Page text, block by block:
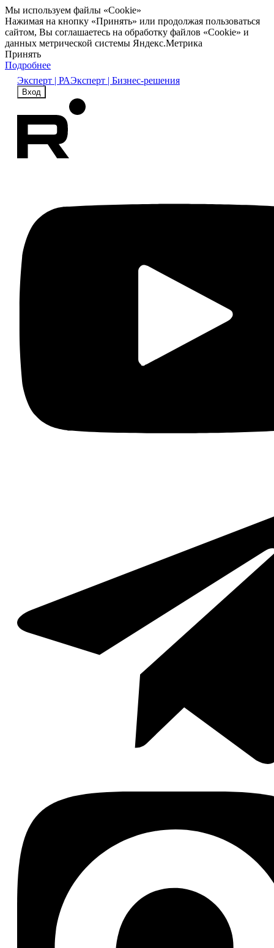
Мы используем файлы «Cookie»
Нажимая на кнопку «Принять» или продолжая пользоваться
сайтом, Вы соглашаетесь на обработку файлов «Cookie» и
данных метрической системы Яндекс.Метрика
Принять
Подробнее
Эксперт | РАЭксперт | Бизнес-решения
Вход